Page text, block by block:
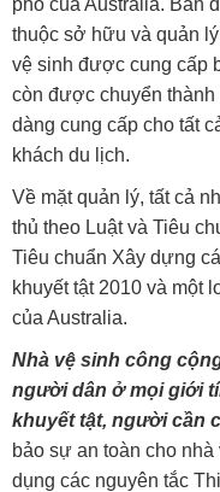
thuộc sở hữu và quản
vệ sinh được cung cấp
còn được chuyển
dàng cung cấp cho tất
khách du lịch.
Về mặt quản lý, tất cả
thủ theo Luật và Tiêu
Tiêu chuẩn Xây dựng
khuyết tật 2010 và một
của Australia.
Nhà vệ sinh công
người dân ở mọi giới
khuyết tật, người cần
bảo sự an toàn cho
dụng các nguyên tắc